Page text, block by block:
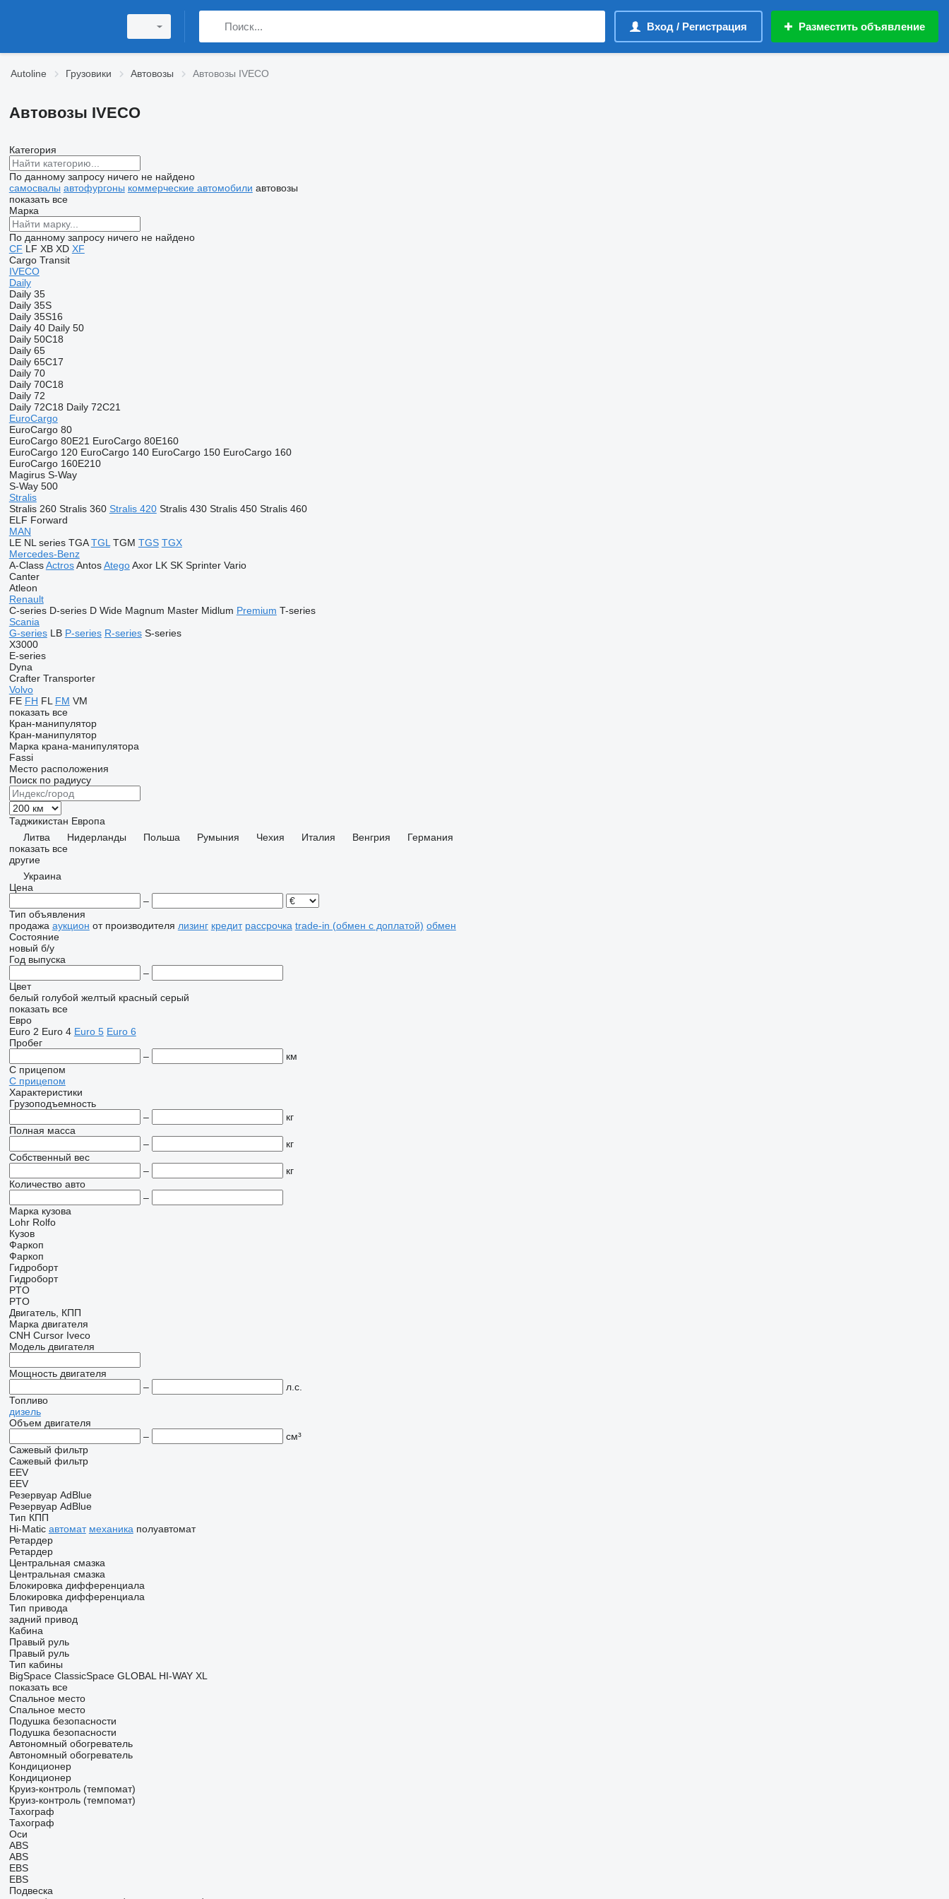
Вход / Регистрация Разместить объявление
Autoline Грузовики Автовозы Автовозы IVECO
Автовозы IVECO
Категория
По данному запросу ничего не найдено
самосвалы автофургоны коммерческие автомобили автовозы
показать все
Марка
По данному запросу ничего не найдено
CF LF XB XD XF
Cargo Transit
IVECO
Daily
Daily 35
Daily 35S
Daily 35S16
Daily 40 Daily 50
Daily 50C18
Daily 65
Daily 65C17
Daily 70
Daily 70C18
Daily 72
Daily 72C18 Daily 72C21
EuroCargo
EuroCargo 80
EuroCargo 80E21 EuroCargo 80E160
EuroCargo 120 EuroCargo 140 EuroCargo 150 EuroCargo 160
EuroCargo 160E210
Magirus S-Way
S-Way 500
Stralis
Stralis 260 Stralis 360 Stralis 420 Stralis 430 Stralis 450 Stralis 460
ELF Forward
MAN
LE NL series TGA TGL TGM TGS TGX
Mercedes-Benz
A-Class Actros Antos Atego Axor LK SK Sprinter Vario
Canter
Atleon
Renault
C-series D-series D Wide Magnum Master Midlum Premium T-series
Scania
G-series LB P-series R-series S-series
X3000
E-series
Dyna
Crafter Transporter
Volvo
FE FH FL FM VM
показать все
Кран-манипулятор
Кран-манипулятор
Марка крана-манипулятора
Fassi
Место расположения
Поиск по радиусу
Таджикистан Европа
Литва
Нидерланды Польша Румыния Чехия Италия Венгрия
Германия
показать все
другие
Украина
Цена
–
Тип объявления
продажа аукцион от производителя лизинг кредит рассрочка trade-in (обмен с доплатой) обмен
Состояние
новый б/у
Год выпуска
–
Цвет
белый голубой желтый красный серый
показать все
Евро
Euro 2 Euro 4 Euro 5 Euro 6
Пробег
–
км
С прицепом
С прицепом
Характеристики
Грузоподъемность
–
кг
Полная масса
–
кг
Собственный вес
–
кг
Количество авто
–
Марка кузова
Lohr Rolfo
Кузов
Фаркоп
Фаркоп
Гидроборт
Гидроборт
PTO
PTO
Двигатель, КПП
Марка двигателя
CNH Cursor Iveco
Модель двигателя
Мощность двигателя
–
л.с.
Топливо
дизель
Объем двигателя
–
см³
Сажевый фильтр
Сажевый фильтр
EEV
EEV
Резервуар AdBlue
Резервуар AdBlue
Тип КПП
Hi-Matic автомат механика полуавтомат
Ретардер
Ретардер
Центральная смазка
Центральная смазка
Блокировка дифференциала
Блокировка дифференциала
Тип привода
задний привод
Кабина
Правый руль
Правый руль
Тип кабины
BigSpace ClassicSpace GLOBAL HI-WAY XL
показать все
Спальное место
Спальное место
Подушка безопасности
Подушка безопасности
Автономный обогреватель
Автономный обогреватель
Кондиционер
Кондиционер
Круиз-контроль (темпомат)
Круиз-контроль (темпомат)
Тахограф
Тахограф
Оси
ABS
ABS
EBS
EBS
Подвеска